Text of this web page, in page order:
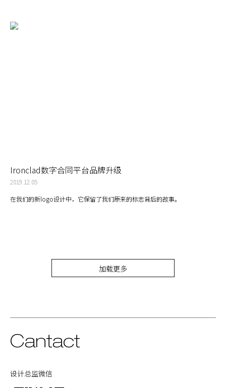
Ironclad数字合同平台品牌升级
2019.12.05
在我们的新logo设计中，它保留了我们原来的标志背后的故事。
加载更多
Cantact
设计总监微信